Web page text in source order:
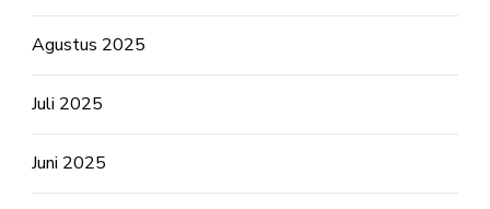
Agustus 2025
Juli 2025
Juni 2025